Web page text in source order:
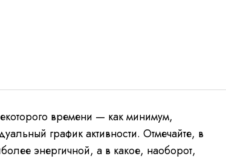
времени — как минимум,
график активности. Отмечайте, в
энергичной, а в какое, наоборот,